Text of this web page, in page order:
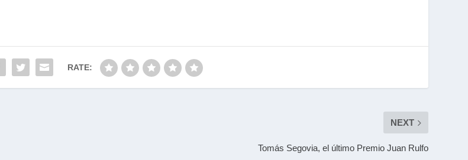
RATE:
NEXT
Tomás Segovia, el último Premio Juan Rulfo